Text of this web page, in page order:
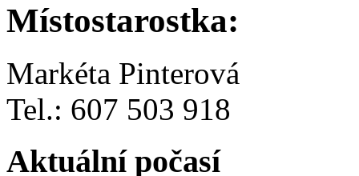
Místostarostka:
Markéta Pinterová
Tel.: 607 503 918
Aktuální počasí